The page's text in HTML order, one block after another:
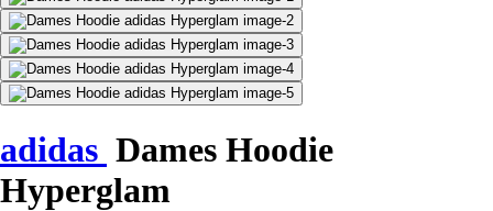
adidas Dames Hoodie
Hyperglam